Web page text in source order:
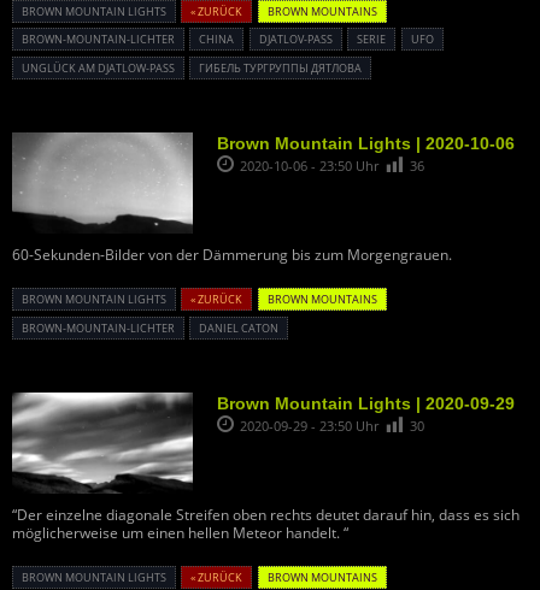
BROWN MOUNTAIN LIGHTS « ZURÜCK
BROWN MOUNTAINS
BROWN-MOUNTAIN-LICHTER
CHINA DJATLOV-PASS SERIE
UFO
UNGLÜCK AM DJATLOW-PASS
ГИБЕЛЬ ТУРГРУППЫ ДЯТЛОВА
Brown Mountain Lights | 2020-10-06
2020-10-06 - 23:50 Uhr 36
60-Sekunden-Bilder von der Dämmerung bis zum Morgengrauen.
BROWN MOUNTAIN LIGHTS « ZURÜCK
BROWN MOUNTAINS
BROWN-MOUNTAIN-LICHTER
DANIEL CATON
Brown Mountain Lights | 2020-09-29
2020-09-29 - 23:50 Uhr 30
“Der einzelne diagonale Streifen oben rechts deutet darauf hin, dass es sich
möglicherweise um einen hellen Meteor handelt. “
BROWN MOUNTAIN LIGHTS « ZURÜCK
BROWN MOUNTAINS